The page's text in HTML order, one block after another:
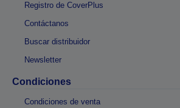
Registro de CoverPlus
Contáctanos
Buscar distribuidor
Newsletter
Condiciones
Condiciones de venta